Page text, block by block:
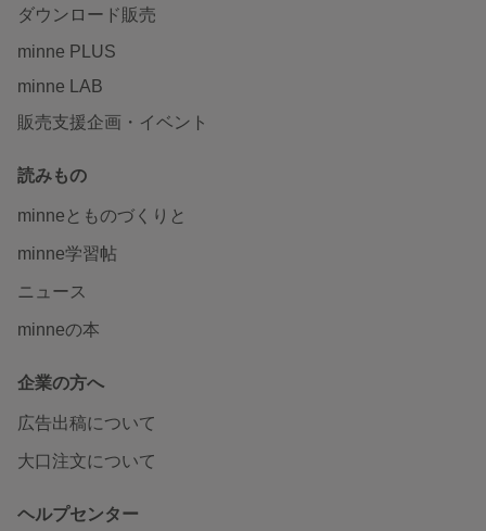
ダウンロード販売
minne PLUS
minne LAB
販売支援企画・イベント
読みもの
minneとものづくりと
minne学習帖
ニュース
minneの本
企業の方へ
広告出稿について
大口注文について
ヘルプセンター